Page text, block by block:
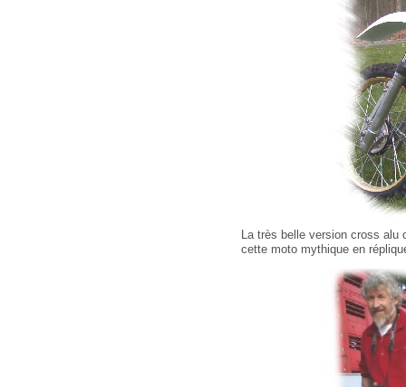
La très belle version cross alu
cette moto mythique en